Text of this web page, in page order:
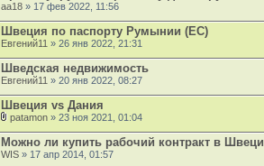
ж
е
н
и
aa18 » 17 фев 2022, 11:56
Швеция по паспорту Румынии (ЕС)
Евгений11 » 26 янв 2022, 21:31
Шведская недвижимость
Евгений11 » 20 янв 2022, 08:27
Швеция vs Дания
В
л
о
ж
patamon » 23 ноя 2021, 01:04
Можно ли купить рабочий контракт в
WIS » 17 апр 2014, 01:57